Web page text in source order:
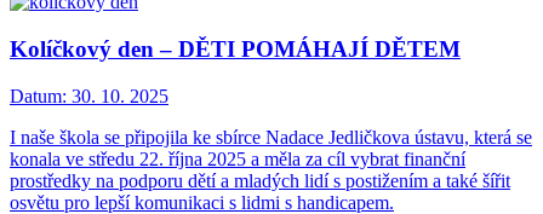
Kolíčkový den – DĚTI POMÁHAJÍ DĚTEM
Datum: 30. 10. 2025
I naše škola se připojila ke sbírce Nadace Jedličkova ústavu, která se
konala ve středu 22. října 2025 a měla za cíl vybrat finanční
prostředky na podporu dětí a mladých lidí s postižením a také šířit
osvětu pro lepší komunikaci s lidmi s handicapem.